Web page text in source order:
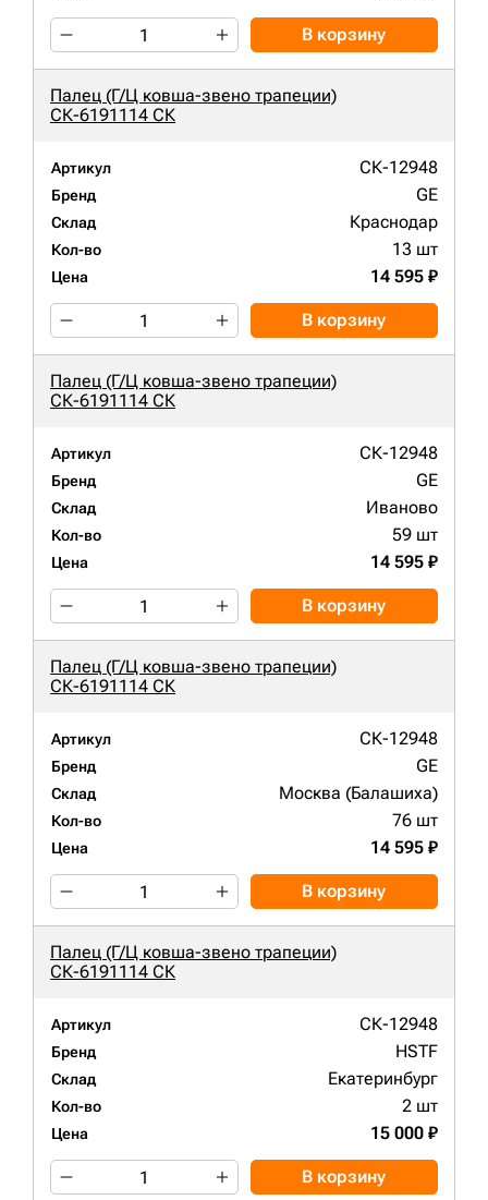
В корзину
Палец (Г/Ц ковша-звено трапеции)
СК-6191114 СК
Артикул СК-12948
Бренд GE
Склад Краснодар
Кол-во 13 шт
Цена 14 595 ₽
В корзину
Палец (Г/Ц ковша-звено трапеции)
СК-6191114 СК
Артикул СК-12948
Бренд GE
Склад Иваново
Кол-во 59 шт
Цена 14 595 ₽
В корзину
Палец (Г/Ц ковша-звено трапеции)
СК-6191114 СК
Артикул СК-12948
Бренд GE
Склад Москва (Балашиха)
Кол-во 76 шт
Цена 14 595 ₽
В корзину
Палец (Г/Ц ковша-звено трапеции)
СК-6191114 СК
Артикул СК-12948
Бренд HSTF
Склад Екатеринбург
Кол-во 2 шт
Цена 15 000 ₽
В корзину